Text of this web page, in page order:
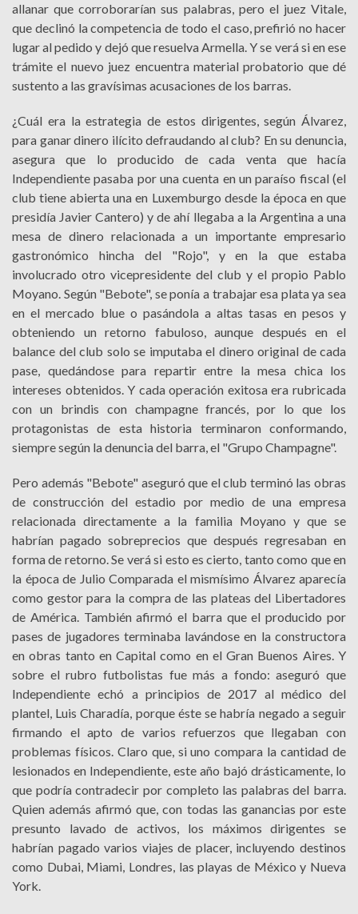
allanar que corroborarían sus palabras, pero el juez Vitale,
que declinó la competencia de todo el caso, prefirió no hacer
lugar al pedido y dejó que resuelva Armella. Y se verá si en ese
trámite el nuevo juez encuentra material probatorio que dé
sustento a las gravísimas acusaciones de los barras.
¿Cuál era la estrategia de estos dirigentes, según Álvarez,
para ganar dinero ilícito defraudando al club? En su denuncia,
asegura que lo producido de cada venta que hacía
Independiente pasaba por una cuenta en un paraíso fiscal (el
club tiene abierta una en Luxemburgo desde la época en que
presidía Javier Cantero) y de ahí llegaba a la Argentina a una
mesa de dinero relacionada a un importante empresario
gastronómico hincha del "Rojo", y en la que estaba
involucrado otro vicepresidente del club y el propio Pablo
Moyano. Según "Bebote", se ponía a trabajar esa plata ya sea
en el mercado blue o pasándola a altas tasas en pesos y
obteniendo un retorno fabuloso, aunque después en el
balance del club solo se imputaba el dinero original de cada
pase, quedándose para repartir entre la mesa chica los
intereses obtenidos. Y cada operación exitosa era rubricada
con un brindis con champagne francés, por lo que los
protagonistas de esta historia terminaron conformando,
siempre según la denuncia del barra, el "Grupo Champagne".
Pero además "Bebote" aseguró que el club terminó las obras
de construcción del estadio por medio de una empresa
relacionada directamente a la familia Moyano y que se
habrían pagado sobreprecios que después regresaban en
forma de retorno. Se verá si esto es cierto, tanto como que en
la época de Julio Comparada el mismísimo Álvarez aparecía
como gestor para la compra de las plateas del Libertadores
de América. También afirmó el barra que el producido por
pases de jugadores terminaba lavándose en la constructora
en obras tanto en Capital como en el Gran Buenos Aires. Y
sobre el rubro futbolistas fue más a fondo: aseguró que
Independiente echó a principios de 2017 al médico del
plantel, Luis Charadía, porque éste se habría negado a seguir
firmando el apto de varios refuerzos que llegaban con
problemas físicos. Claro que, si uno compara la cantidad de
lesionados en Independiente, este año bajó drásticamente, lo
que podría contradecir por completo las palabras del barra.
Quien además afirmó que, con todas las ganancias por este
presunto lavado de activos, los máximos dirigentes se
habrían pagado varios viajes de placer, incluyendo destinos
como Dubai, Miami, Londres, las playas de México y Nueva
York.